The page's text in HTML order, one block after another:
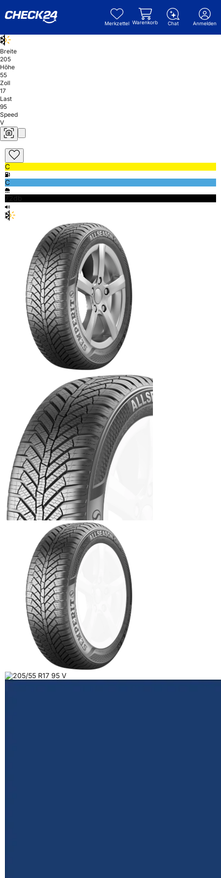
Merkzettel Warenkorb Chat Anmelden
Breite
205
Höhe
55
Zoll
17
Last
95
Speed
V
C
C
72db